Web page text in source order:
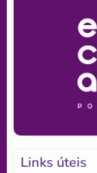
Links úteis